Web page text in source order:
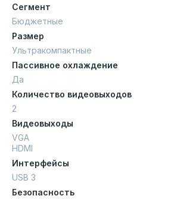
Сегмент
Бюджетные
Размер
Ультракомпактные
Пассивное охлаждение
Да
Количество видеовыходов
2
Видеовыходы
VGA
HDMI
Интерфейсы
USB 3
Безопасность